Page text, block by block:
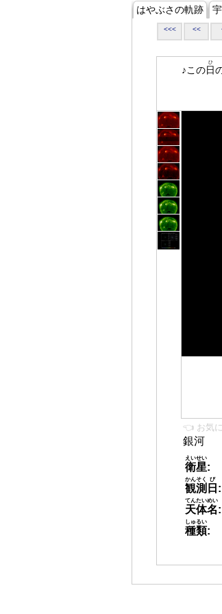
はやぶさの軌跡
<<< <<
♪この日
ひ
👈 お気
銀河
衛星
えいせい
:
観測
かんそく
日
び
:
天体名
てんたいめい
:
種類
しゅるい
: